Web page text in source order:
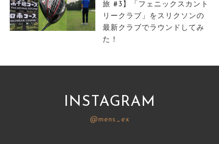
旅 #3】「フェニックスカント
リークラブ」をスリクソンの
最新クラブでラウンドしてみ
た！
INSTAGRAM
@mens_ex